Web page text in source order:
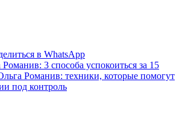
в WhatsAppПоделиться
в
WhatsApp
3 способа успокоиться за 15
Романив: техники, которые помогут
под контроль